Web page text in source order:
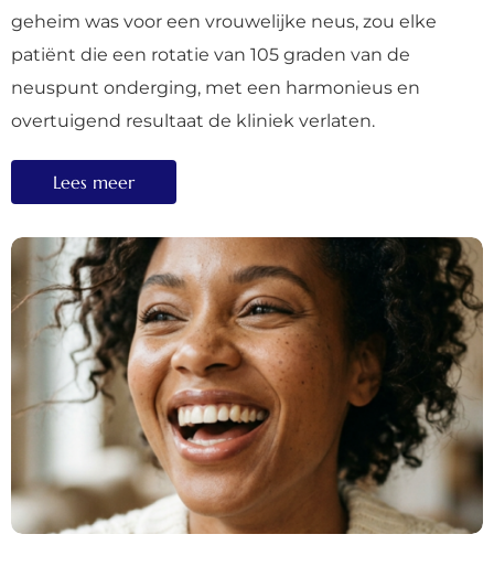
geheim was voor een vrouwelijke neus, zou elke
patiënt die een rotatie van 105 graden van de
neuspunt onderging, met een harmonieus en
overtuigend resultaat de kliniek verlaten.
Lees meer